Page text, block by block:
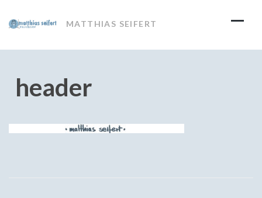
content
MATTHIAS SEIFERT
header